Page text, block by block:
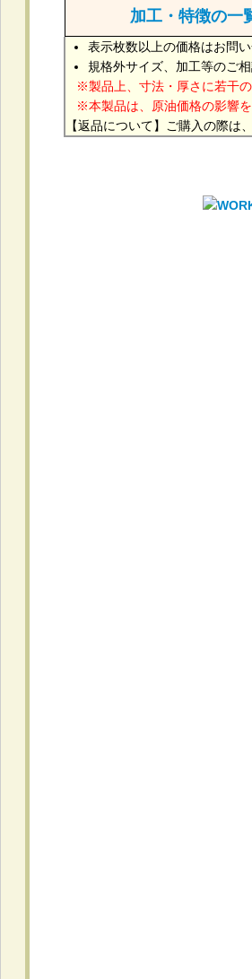
加工・特徴の一
表示枚数以上の価格はお問い
規格外サイズ、加工等のご相
製品上、寸法・厚さに若干
本製品は、原油価格の影響
【返品について】ご購入の際は